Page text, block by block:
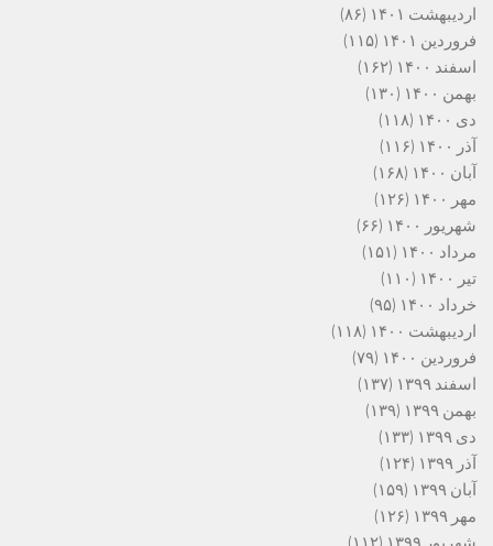
اردیبهشت ۱۴۰۱
(۸۶)
فروردین ۱۴۰۱
(۱۱۵)
اسفند ۱۴۰۰
(۱۶۲)
بهمن ۱۴۰۰
(۱۳۰)
دی ۱۴۰۰
(۱۱۸)
آذر ۱۴۰۰
(۱۱۶)
آبان ۱۴۰۰
(۱۶۸)
مهر ۱۴۰۰
(۱۲۶)
شهریور ۱۴۰۰
(۶۶)
مرداد ۱۴۰۰
(۱۵۱)
تیر ۱۴۰۰
(۱۱۰)
خرداد ۱۴۰۰
(۹۵)
اردیبهشت ۱۴۰۰
(۱۱۸)
فروردین ۱۴۰۰
(۷۹)
اسفند ۱۳۹۹
(۱۳۷)
بهمن ۱۳۹۹
(۱۳۹)
دی ۱۳۹۹
(۱۳۳)
آذر ۱۳۹۹
(۱۲۴)
آبان ۱۳۹۹
(۱۵۹)
مهر ۱۳۹۹
(۱۲۶)